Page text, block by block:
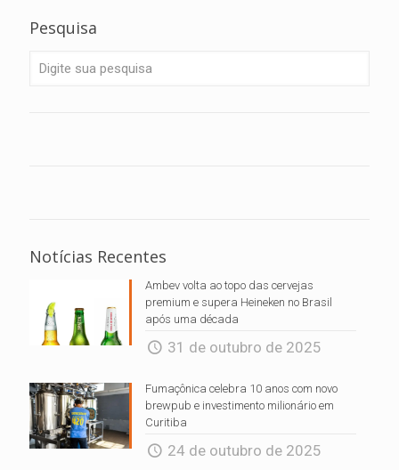
Pesquisa
Notícias Recentes
Ambev volta ao topo das cervejas
premium e supera Heineken no Brasil
após uma década
31 de outubro de 2025
Fumaçônica celebra 10 anos com novo
brewpub e investimento milionário em
Curitiba
24 de outubro de 2025